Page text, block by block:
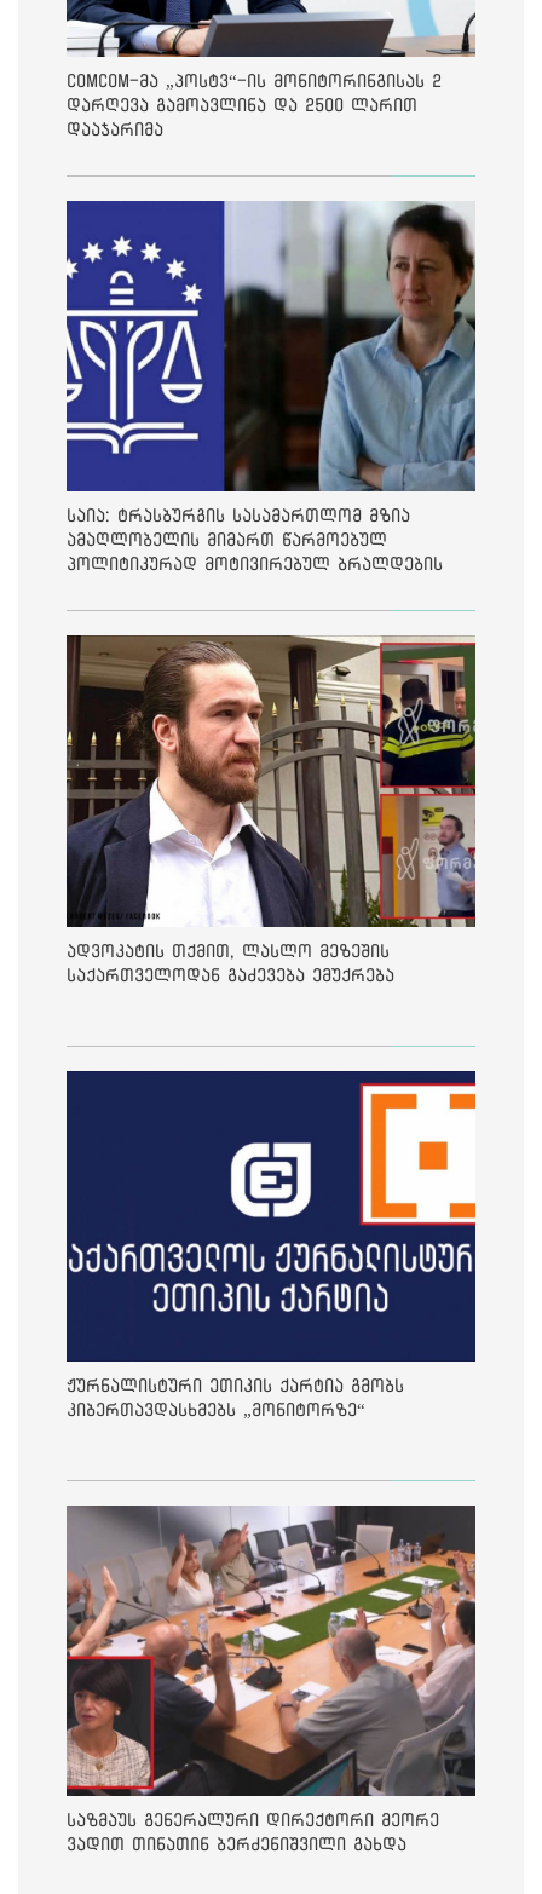
ComCom-მა „პოსტვ“-ის მონიტორინგისას 2
დარღევა გამოავლინა და 2500 ლარით
დააჯარიმა
საია: ტრასბურგის სასამართლომ მზია
ამაღლობელის მიმართ წარმოებულ
პოლიტიკურად მოტივირებულ ბრალდების
ადვოკატის თქმით, ლასლო მეზეშის
საქართველოდან გაძევება ემუქრება
ჟურნალისტური ეთიკის ქარტია გმობს
კიბერთავდასხმებს „მონიტორზე“
საზმაუს გენერალური დირექტორი მეორე
ვადით თინათინ ბერძენიშვილი გახდა